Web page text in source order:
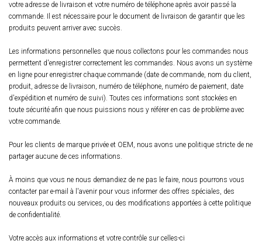
votre adresse de livraison et votre numéro de téléphone après avoir passé la
commande. Il est nécessaire pour le document de livraison de garantir que les
produits peuvent arriver avec succès.
Les informations personnelles que nous collectons pour les commandes nous
permettent d'enregistrer correctement les commandes. Nous avons un système
en ligne pour enregistrer chaque commande (date de commande, nom du client,
produit, adresse de livraison, numéro de téléphone, numéro de paiement, date
d'expédition et numéro de suivi). Toutes ces informations sont stockées en
toute sécurité afin que nous puissions nous y référer en cas de problème avec
votre commande.
Pour les clients de marque privée et OEM, nous avons une politique stricte de ne
partager aucune de ces informations.
À moins que vous ne nous demandiez de ne pas le faire, nous pourrons vous
contacter par e-mail à l'avenir pour vous informer des offres spéciales, des
nouveaux produits ou services, ou des modifications apportées à cette politique
de confidentialité.
Votre accès aux informations et votre contrôle sur celles-ci